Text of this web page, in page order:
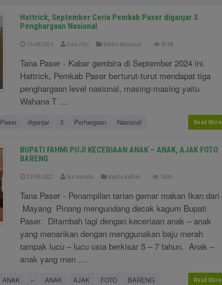
Hattrick, September Ceria Pemkab Paser diganjar 3
Penghargaan Nasional
16-09-2024 Dina Fitri Berita Nasional 8104
Tana Paser - Kabar gembira di September 2024 ini.
Hattrick, Pemkab Paser berturut-turut mendapat tiga
penghargaan level nasional, masing-masing yaitu
Wahana T ....
Paser diganjar 3 Perhargaan Nasional Read More
BUPATI FAHMI PUJI KECERIAAN ANAK – ANAK, AJAK FOTO
BARENG
27-09-2022 Ika marsila Berita Kaltim 1609
Tana Paser - Penampilan tarian gemar makan Ikan dari
Mayang Pinang mengundang decak kagum Bupati
Paser. Ditambah lagi dengan keceriaan anak – anak
yang menarikan dengan menggunakan baju merah
tampak lucu – lucu usia berkisar 5 – 7 tahun. Anak –
anak yang men ....
ANAK – ANAK AJAK FOTO BARENG Read More